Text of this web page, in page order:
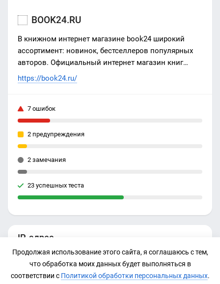
IP-адрес
95.213.131.130
BOOK24.RU
В книжном интернет магазине book24 широкий
ассортимент: новинок, бестселлеров популярных
авторов. Официальный интернет магазин книг
издательской группы ЭКСМО-АСТ ✔Цены
(800) 333-65-23 - Главная страница
https://book24.ru/
7 ошибок
2 предупреждения
2 замечания
23 успешных теста
Продолжая использование этого сайта, я соглашаюсь с тем,
что обработка моих данных будет выполняться в
соответствии с Политикой обработки персональных данных.